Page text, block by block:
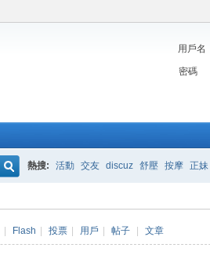
用戶名
密碼
熱搜: 活動 交友 discuz 舒壓 按摩 正妹
Flash 投票 用戶 帖子 文章